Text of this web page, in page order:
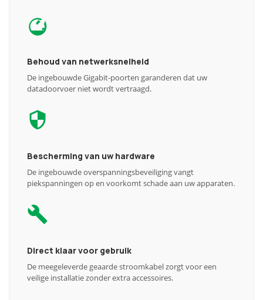
Behoud van netwerksnelheid
De ingebouwde Gigabit-poorten garanderen dat uw
datadoorvoer niet wordt vertraagd.
Bescherming van uw hardware
De ingebouwde overspanningsbeveiliging vangt
piekspanningen op en voorkomt schade aan uw apparaten.
Direct klaar voor gebruik
De meegeleverde geaarde stroomkabel zorgt voor een
veilige installatie zonder extra accessoires.